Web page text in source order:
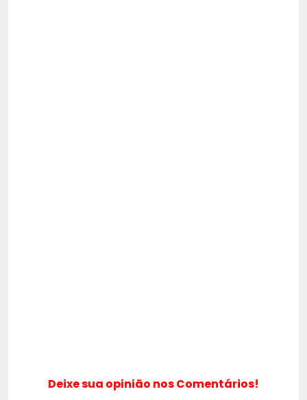
Deixe sua opinião nos Comentários!